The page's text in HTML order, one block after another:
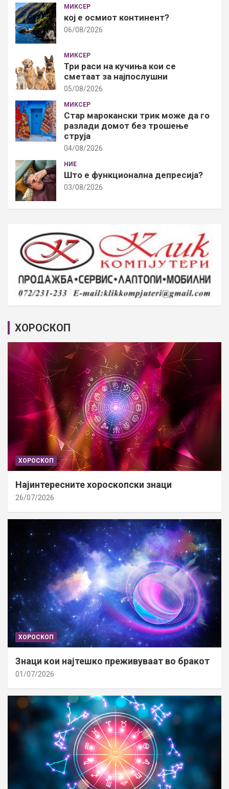
МИКСЕР
кој е осмиот континент?
06/08/2026
МИКСЕР
Три раси на кучиња кои се
сметаат за најпослушни
05/08/2026
МИКСЕР
Стар марокански трик може да го
разлади домот без трошење
струја
04/08/2026
НИЕ
Што е функционална депресија?
03/08/2026
ХОРОСКОП
ХОРОСКОП
Најинтересните хороскопски знаци
26/07/2026
ХОРОСКОП
Знаци кои најтешко преживуваат во бракот
01/07/2026